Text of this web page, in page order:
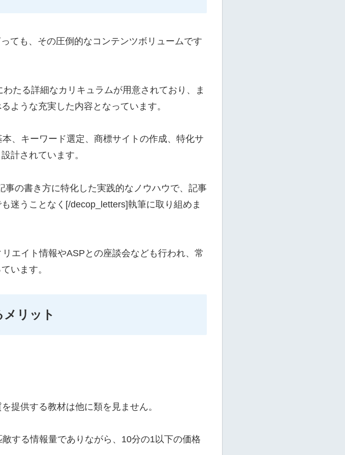
ても、その圧倒的なコンテンツボリュームです
たる詳細なカリキュラムが用意されており、ま
ような充実した内容となっています。
、キーワード選定、商標サイトの作成、特化サ
計されています。
の書き方に特化した実践的なノウハウで、記事
迷うことなく[/decop_letters]執筆に取り組めま
エイト情報やASPとの座談会なども行われ、常
います。
リット
提供する教材は他に類を見ません。
する情報量でありながら、10分の1以下の価格